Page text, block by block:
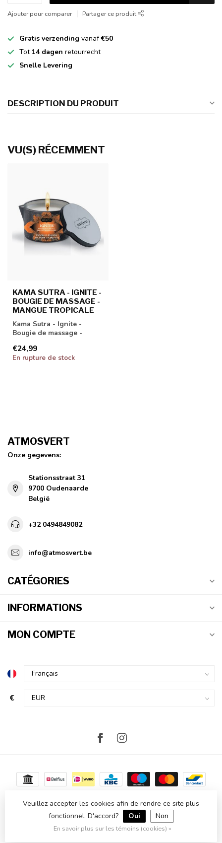
Ajouter pour comparer Partager ce produit
Gratis verzending vanaf€50
Tot 14 dagen retourrecht
Snelle Levering
DESCRIPTION DU PRODUIT
VU(S) RÉCEMMENT
KAMA SUTRA - IGNITE -
BOUGIE DE MASSAGE -
MANGUE TROPICALE
Kama Sutra - Ignite -
Bougie de massage -
€24,99
En rupture de stock
ATMOSVERT
Onze gegevens:
Stationsstraat 31
9700 Oudenaarde
België
+32 0494849082
info@atmosvert.be
CATÉGORIES
INFORMATIONS
MON COMPTE
€
© Copyright 2026 Atmosvert- Powered byLightspeed
Theme by Dyvelopment
Veuillez accepter les cookies afin de rendre ce site plus
fonctionnel. D'accord?
Oui Non
En savoir plus sur les témoins (cookies) »